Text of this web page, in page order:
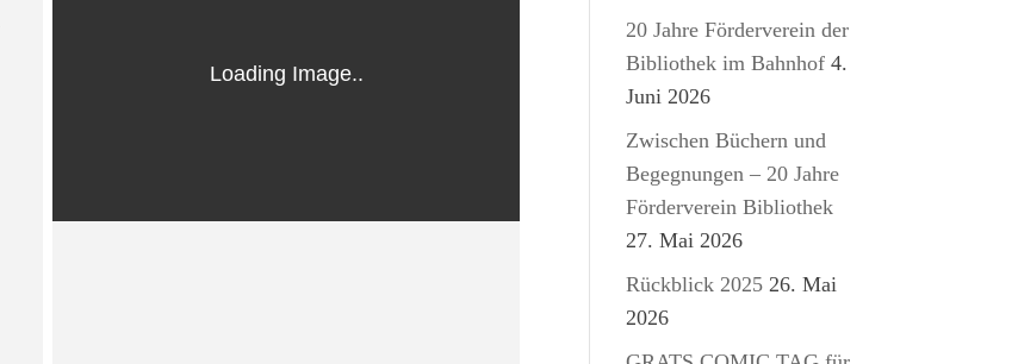
20 Jahre Förderverein der
Bibliothek im Bahnhof 4.
Juni 2026
Zwischen Büchern und
Begegnungen – 20 Jahre
Förderverein Bibliothek
27. Mai 2026
Rückblick 2025 26. Mai
2026